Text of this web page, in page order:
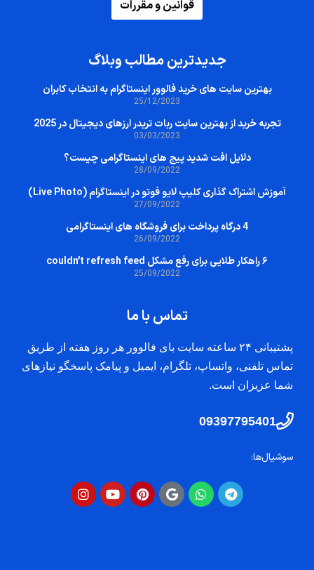
قوانین و مقررات
جدیدترین مطالب وبلاگ
بهترین سایت‌ های خرید فالوور اینستاگرام به انتخاب کابران
25/12/2023
تجربه خرید از بهترین سایت ربات تریدر ارزهای دیجیتال در 2025
03/03/2023
دلایل افت شدید پیج های اینستاگرامی چیست؟
28/09/2022
آموزش اشتراک گذاری کلیپ لایو فوتو در اینستاگرام (Live Photo)
27/09/2022
4 درگاه پرداخت برای فروشگاه های اینستاگرامی
26/09/2022
۶ راهکار طلایی برای رفع مشکل couldn’t refresh feed
25/09/2022
تماس با ما
پشتیبانی ۲۴ ساعته سایت بای فالوور هر روز هفته از طریق
تماس تلفنی، واتساپ، تلگرام، ایمیل و پیامک پاسخگو نیازهای
شما عزیزان است.
09397795401
سوشیال‌ها: